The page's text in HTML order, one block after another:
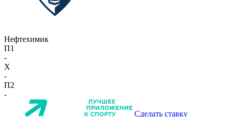
Нефтехимик
П1
-
X
-
П2
-
Сделать ставку